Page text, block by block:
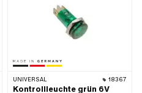
UNIVERSAL 18367
Kontrollleuchte grün 6V